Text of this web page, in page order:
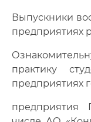
Выпускники
предприятиях
практику
предприятиях
предприятия